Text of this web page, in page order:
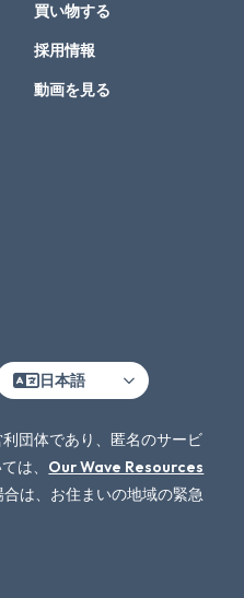
買い物する
採用情報
動画を見る
日本語
団体であり、匿名のサービ
は、 Our Wave Resources
は、お住まいの地域の緊急